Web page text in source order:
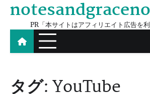
Skip
contentPR「本サイトはアフィリエイト広告を利
タグ:YouTube